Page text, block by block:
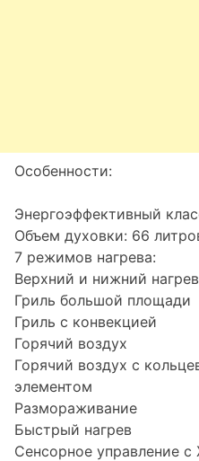
Особенности:
Энергоэффективный
Объем духовки: 66
7 режимов нагрева:
Верхний и нижний нагрев
Гриль большой площади
Гриль с конвекцией
Горячий воздух
Горячий воздух с
элементом
Размораживание
Быстрый нагрев
Сенсорное управление